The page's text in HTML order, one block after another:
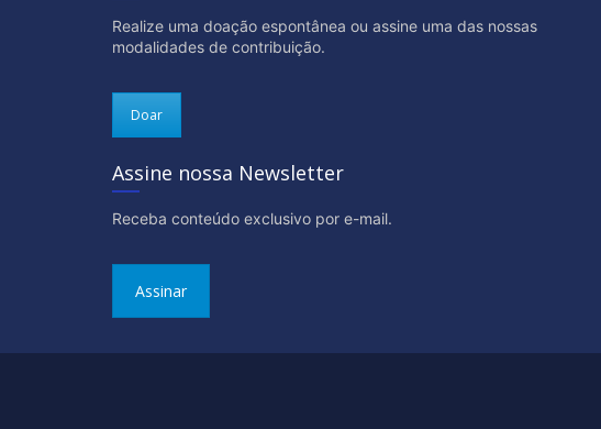
Realize uma doação espontânea ou assine uma das nossas
modalidades de contribuição.
Doar
Assine nossa Newsletter
Receba conteúdo exclusivo por e-mail.
Assinar